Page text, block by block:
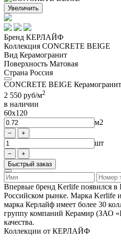
Увеличить
Бренд КЕРЛАЙФ
Коллекция CONCRETE BEIGE
Вид Керамогранит
Поверхность Матовая
Страна Россия
CONCRETE BEIGE Керамогранит
2 550 руб/м2
в наличии
60x120
м2
шт
Быстрый заказ
Впервые бренд Kerlife появился
Российском рынке. Марка Kerlife
марка Керлайф имеет более 30
группу компаний Керамир (ЗАО
качества.
Коллекции от КЕРЛАЙФ